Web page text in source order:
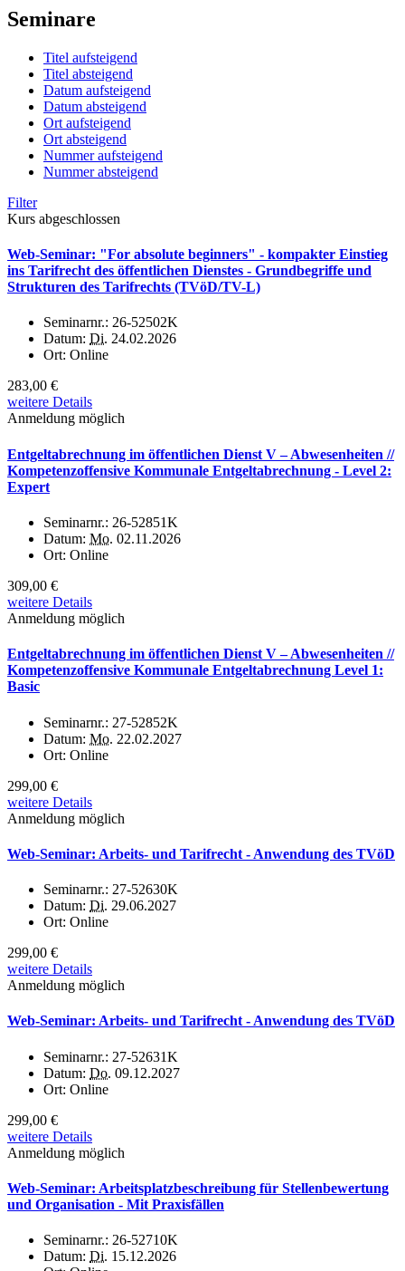
Seminare
Titel aufsteigend
Titel absteigend
Datum aufsteigend
Datum absteigend
Ort aufsteigend
Ort absteigend
Nummer aufsteigend
Nummer absteigend
Filter
Kurs abgeschlossen
Web-Seminar: "For absolute beginners" - kompakter Einstieg
ins Tarifrecht des öffentlichen Dienstes - Grundbegriffe und
Strukturen des Tarifrechts (TVöD/TV-L)
Seminarnr.: 26-52502K
Datum: Di. 24.02.2026
Ort: Online
283,00 €
weitere Details
Anmeldung möglich
Entgeltabrechnung im öffentlichen Dienst V – Abwesenheiten //
Kompetenzoffensive Kommunale Entgeltabrechnung - Level 2:
Expert
Seminarnr.: 26-52851K
Datum: Mo. 02.11.2026
Ort: Online
309,00 €
weitere Details
Anmeldung möglich
Entgeltabrechnung im öffentlichen Dienst V – Abwesenheiten //
Kompetenzoffensive Kommunale Entgeltabrechnung Level 1:
Basic
Seminarnr.: 27-52852K
Datum: Mo. 22.02.2027
Ort: Online
299,00 €
weitere Details
Anmeldung möglich
Web-Seminar: Arbeits- und Tarifrecht - Anwendung des TVöD
Seminarnr.: 27-52630K
Datum: Di. 29.06.2027
Ort: Online
299,00 €
weitere Details
Anmeldung möglich
Web-Seminar: Arbeits- und Tarifrecht - Anwendung des TVöD
Seminarnr.: 27-52631K
Datum: Do. 09.12.2027
Ort: Online
299,00 €
weitere Details
Anmeldung möglich
Web-Seminar: Arbeitsplatzbeschreibung für Stellenbewertung
und Organisation - Mit Praxisfällen
Seminarnr.: 26-52710K
Datum: Di. 15.12.2026